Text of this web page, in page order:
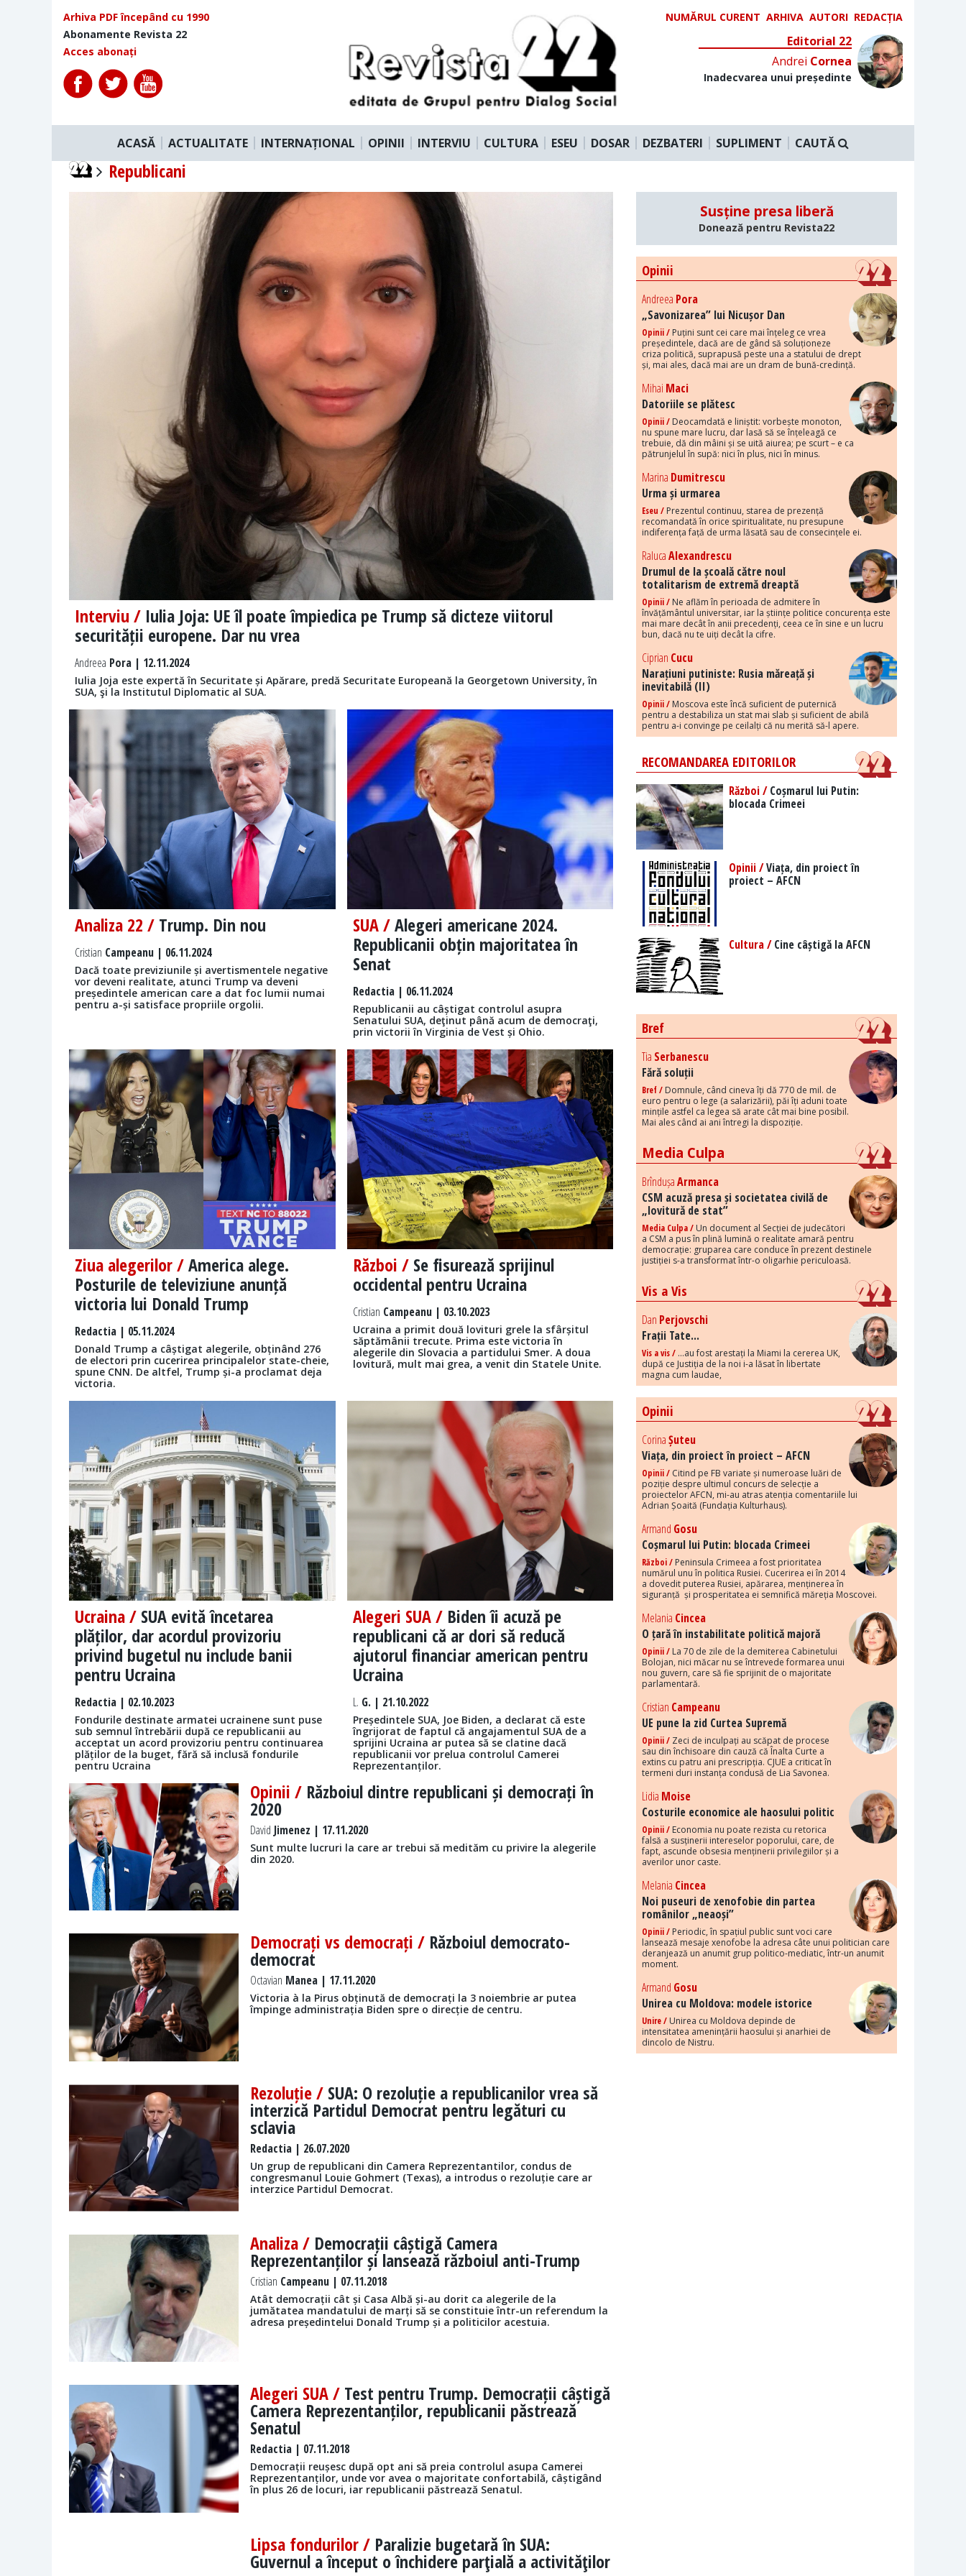
Arhiva PDF începând cu 1990
Abonamente Revista 22
Acces abonați
NUMĂRUL CURENT ARHIVA AUTORI REDACȚIA
Editorial 22
Andrei Cornea
Inadecvarea unui președinte
ACASĂ ACTUALITATE INTERNAȚIONAL OPINII INTERVIU CULTURA ESEU DOSAR DEZBATERI SUPLIMENT CAUTĂ
Republicani
Interviu / Iulia Joja: UE îl poate împiedica pe Trump să dicteze viitorul
securității europene. Dar nu vrea
Andreea Pora | 12.11.2024
Iulia Joja este expertă în Securitate și Apărare, predă Securitate Europeană la Georgetown University, în
SUA, şi la Institutul Diplomatic al SUA.
Analiza 22 / Trump. Din nou
Cristian Campeanu | 06.11.2024
Dacă toate previziunile și avertismentele negative
vor deveni realitate, atunci Trump va deveni
președintele american care a dat foc lumii numai
pentru a-și satisface propriile orgolii.
SUA /Alegeri americane 2024.
Republicanii obțin majoritatea în
Senat
Redactia| 06.11.2024
Republicanii au câștigat controlul asupra
Senatului SUA, deţinut până acum de democraţi,
prin victorii în Virginia de Vest și Ohio.
Ziua alegerilor /America alege.
Posturile de televiziune anunță
victoria lui Donald Trump
Redactia | 05.11.2024
Donald Trump a câștigat alegerile, obținând 276
de electori prin cucerirea principalelor state-cheie,
spune CNN. De altfel, Trump și-a proclamat deja
victoria.
Război / Se fisurează sprijinul
occidental pentru Ucraina
Cristian Campeanu | 03.10.2023
Ucraina a primit două lovituri grele la sfârșitul
săptămânii trecute. Prima este victoria în
alegerile din Slovacia a partidului Smer. A doua
lovitură, mult mai grea, a venit din Statele Unite.
Ucraina / SUA evită încetarea
plăților, dar acordul provizoriu
privind bugetul nu include banii
pentru Ucraina
Redactia | 02.10.2023
Fondurile destinate armatei ucrainene sunt puse
sub semnul întrebării după ce republicanii au
acceptat un acord provizoriu pentru continuarea
plăților de la buget, fără să inclusă fondurile
pentru Ucraina
Alegeri SUA / Biden îi acuză pe
republicani că ar dori să reducă
ajutorul financiar american pentru
Ucraina
L. G. | 21.10.2022
Președintele SUA, Joe Biden, a declarat că este
îngrijorat de faptul că angajamentul SUA de a
sprijini Ucraina ar putea să se clatine dacă
republicanii vor prelua controlul Camerei
Reprezentanților.
Opinii / Războiul dintre republicani și democrați în
2020
David Jimenez | 17.11.2020
Sunt multe lucruri la care ar trebui să medităm cu privire la alegerile
din 2020.
Democrați vs democrați / Războiul democrato-
democrat
Octavian Manea | 17.11.2020
Victoria à la Pirus obținută de democrați la 3 noiembrie ar putea
împinge administrația Biden spre o direcție de centru.
Rezoluție / SUA: O rezoluție a republicanilor vrea să
interzică Partidul Democrat pentru legături cu
sclavia
Redactia | 26.07.2020
Un grup de republicani din Camera Reprezentantilor, condus de
congresmanul Louie Gohmert (Texas), a introdus o rezoluție care ar
interzice Partidul Democrat.
Analiza / Democrații câștigă Camera
Reprezentanților și lansează războiul anti-Trump
Cristian Campeanu | 07.11.2018
Atât democrații cât și Casa Albă și-au dorit ca alegerile de la
jumătatea mandatului de marți să se constituie într-un referendum la
adresa președintelui Donald Trump și a politicilor acestuia.
Alegeri SUA / Test pentru Trump. Democrații câștigă
Camera Reprezentanților, republicanii păstrează
Senatul
Redactia | 07.11.2018
Democrații reușesc după opt ani să preia controlul asupa Camerei
Reprezentanților, unde vor avea o majoritate confortabilă, câștigând
în plus 26 de locuri, iar republicanii păstrează Senatul.
Lipsa fondurilor / Paralizie bugetară în SUA:
Guvernul a început o închidere parţială a activităţilor
Susține presa liberă
Donează pentru Revista22
Opinii
Andreea Pora
„Savonizarea” lui Nicușor Dan
Opinii / Puțini sunt cei care mai înțeleg ce vrea
președintele, dacă are de gând să soluționeze
criza politică, suprapusă peste una a statului de drept
și, mai ales, dacă mai are un dram de bună-credință.
Mihai Maci
Datoriile se plătesc
Opinii / Deocamdată e liniștit: vorbește monoton,
nu spune mare lucru, dar lasă să se înțeleagă ce
trebuie, dă din mâini și se uită aiurea; pe scurt – e ca
pătrunjelul în supă: nici în plus, nici în minus.
Marina Dumitrescu
Urma și urmarea
Eseu / Prezentul continuu, starea de prezență
recomandată în orice spiritualitate, nu presupune
indiferența față de urma lăsată sau de consecințele ei.
RalucaAlexandrescu
Drumul de la școală către noul
totalitarism de extremă dreaptă
Opinii / Ne aflăm în perioada de admitere în
învățământul universitar, iar la științe politice concurența este
mai mare decât în anii precedenți, ceea ce în sine e un lucru
bun, dacă nu te uiți decât la cifre.
Ciprian Cucu
Narațiuni putiniste: Rusia măreață și
inevitabilă (II)
Opinii / Moscova este încă suficient de puternică
pentru a destabiliza un stat mai slab și suficient de abilă
pentru a-i convinge pe ceilalți că nu merită să-l apere.
RECOMANDAREA EDITORILOR
Război /Coșmarul lui Putin:
blocada Crimeei
Opinii /Viața, din proiect în
proiect – AFCN
Cultura /Cine câștigă la AFCN
Bref
Tia Serbanescu
Fără soluții
Bref / Domnule, când cineva îți dă 770 de mil. de
euro pentru o lege (a salarizării), păi îți aduni toate
mințile astfel ca legea să arate cât mai bine posibil.
Mai ales când ai ani întregi la dispoziție.
Media Culpa
BrîndușaArmanca
CSM acuză presa și societatea civilă de
„lovitură de stat”
Media Culpa / Un document al Secției de judecători
a CSM a pus în plină lumină o realitate amară pentru
democrație: gruparea care conduce în prezent destinele
justiției s-a transformat într-o oligarhie periculoasă.
Vis a Vis
Dan Perjovschi
Frații Tate...
Vis a vis / ...au fost arestați la Miami la cererea UK,
după ce Justiția de la noi i-a lăsat în libertate
magna cum laudae,
Opinii
CorinaȘuteu
Viața, din proiect în proiect – AFCN
Opinii / Citind pe FB variate și numeroase luări de
poziție despre ultimul concurs de selecție a
proiectelor AFCN, mi-au atras atenția comentariile lui
Adrian Șoaită (Fundația Kulturhaus).
Armand Gosu
Coșmarul lui Putin: blocada Crimeei
Război / Peninsula Crimeea a fost prioritatea
numărul unu în politica Rusiei. Cucerirea ei în 2014
a dovedit puterea Rusiei, apărarea, menținerea în
siguranță și prosperitatea ei semnifică măreția Moscovei.
Melania Cincea
O țară în instabilitate politică majoră
Opinii / La 70 de zile de la demiterea Cabinetului
Bolojan, nici măcar nu se întrevede formarea unui
nou guvern, care să fie sprijinit de o majoritate
parlamentară.
Cristian Campeanu
UE pune la zid Curtea Supremă
Opinii / Zeci de inculpați au scăpat de procese
sau din închisoare din cauză că Înalta Curte a
extins cu patru ani prescripția. CJUE a criticat în
termeni duri instanța condusă de Lia Savonea.
Lidia Moise
Costurile economice ale haosului politic
Opinii / Economia nu poate rezista cu retorica
falsă a susținerii intereselor poporului, care, de
fapt, ascunde obsesia menținerii privilegiilor și a
averilor unor caste.
Melania Cincea
Noi puseuri de xenofobie din partea
românilor „neaoși”
Opinii / Periodic, în spațiul public sunt voci care
lansează mesaje xenofobe la adresa câte unui politician care
deranjează un anumit grup politico-mediatic, într-un anumit
moment.
Armand Gosu
Unirea cu Moldova: modele istorice
Unire / Unirea cu Moldova depinde de
intensitatea amenințării haosului și anarhiei de
dincolo de Nistru.